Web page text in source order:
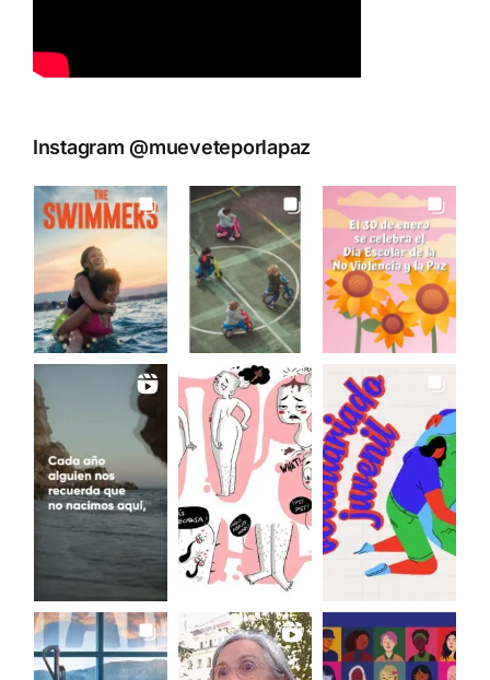
Instagram @mueveteporlapaz